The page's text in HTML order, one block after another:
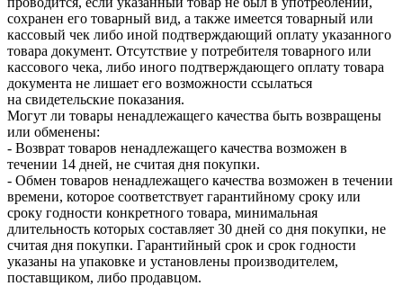
сохранен его товарный вид, а также имеется товарный или
кассовый чек либо иной подтверждающий оплату указанного
товара документ. Отсутствие у потребителя товарного или
кассового чека, либо иного подтверждающего оплату товара
документа не лишает его возможности ссылаться
на свидетельские показания.
Могут ли товары ненадлежащего качества быть возвращены
или обменены:
- Возврат товаров ненадлежащего качества возможен в
течении 14 дней, не считая дня покупки.
- Обмен товаров ненадлежащего качества возможен в течении
времени, которое соответствует гарантийному сроку или
сроку годности конкретного товара, минимальная
длительность которых составляет 30 дней со дня покупки, не
считая дня покупки. Гарантийный срок и срок годности
указаны на упаковке и установлены производителем,
поставщиком, либо продавцом.